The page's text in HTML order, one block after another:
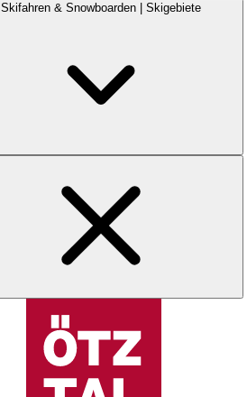
Skifahren & Snowboarden | Skigebiete